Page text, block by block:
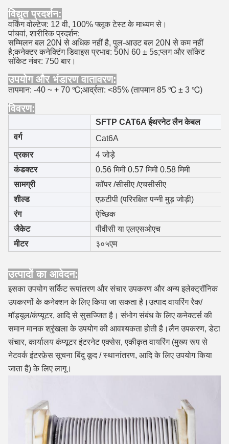
विद्युत प्रदर्शन:
वर्किंग वोल्टेज: 12 वी, 100% फ्लूक टेस्ट के माध्यम से।
पांचवां, शारीरिक प्रदर्शन:
सम्मिलन बल 20N से अधिक नहीं है, पुल-आउट बल 20N से कम नहीं
है;कनेक्टर कनेक्टिंग डिवाइस प्रभाव: 50N 60 ± 5s;प्लग और सॉकेट
सॉकेट नंबर: 750 बार।
उपयोग और भंडारण वातावरण:
तापमान: -40 ~ + 70 ℃;आर्द्रता: <85% (तापमान 85 ℃ ± 3 ℃)
विवरण:
SFTP CAT6A ईथरनेट लैन केबल
वर्ग
Cat6A
प्रकार
4 जोड़े
कंडक्टर
0.56 मिमी 0.57 मिमी 0.58 मिमी
सामग्री
कॉपर /सीसीए /एचसीसीए
शील्ड
एफ़टीपी (परिरक्षित पन्नी मुड़ जोड़ी)
रंग
ऐच्छिक
जैकेट
पीवीसी या एलएसओएच
मीटर
३०५एम
उत्पादों का आवेदन:
इसका उपयोग सर्किट रूपांतरण और संचार उपकरण और अन्य इलेक्ट्रॉनिक
उपकरणों के कनेक्शन के लिए किया जा सकता है।उत्पाद वायरिंग रैक/
मॉड्यूल/कंप्यूटर, आदि से सुसज्जित है। संभोग संबंध के लिए कनेक्टर्स की
समान मानक श्रृंखला के उपयोग की आवश्यकता होती है।लैन उपकरण, डेटा
संचार, कार्यालय कंप्यूटर इंटरनेट एक्सेस, एकीकृत वायरिंग (मुख्य रूप से
नेटवर्क इंटरफ़ेस सूचना बिंदु कूद / स्थानांतरण, आदि के लिए उपयोग किया
जाता है) के लिए लागू।